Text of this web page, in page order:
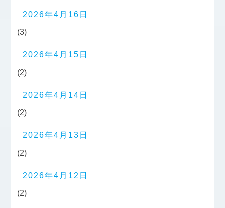
2026年4月16日
(3)
2026年4月15日
(2)
2026年4月14日
(2)
2026年4月13日
(2)
2026年4月12日
(2)